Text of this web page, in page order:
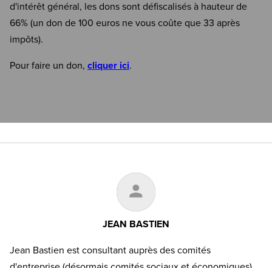
d'intérêt général, les dons sont défiscalisés à hauteur de
66% (un don de 100 euros ne vous coûte que 33 après
impôts).
Pour faire un don, cliquer ici.
JEAN BASTIEN
Jean Bastien est consultant auprès des comités